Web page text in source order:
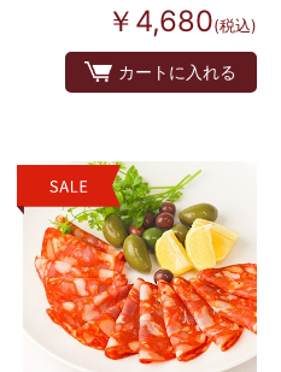
￥4,680(税込)
カートに入れる